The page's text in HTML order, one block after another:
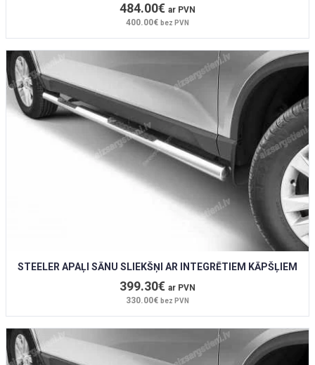
484.00€ ar PVN
400.00€ bez PVN
STEELER APAĻI SĀNU SLIEKŠŅI AR INTEGRĒTIEM KĀPŠĻIEM
399.30€ ar PVN
330.00€ bez PVN